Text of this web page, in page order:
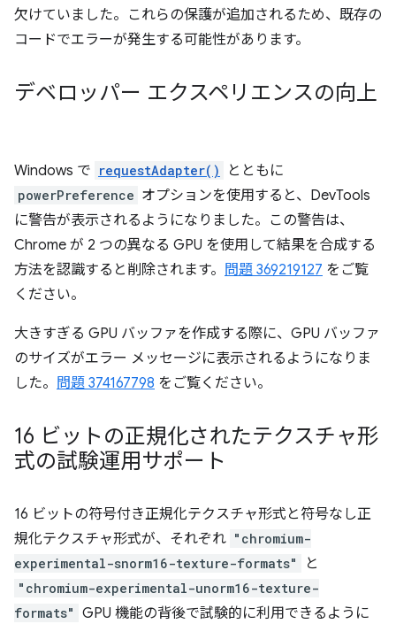
欠けていました。これらの保護が追加されるため、既存の
コードでエラーが発生する可能性があります。
デベロッパー エクスペリエンスの向上
Windows で requestAdapter() とともに
powerPreference オプションを使用すると、DevTools
に警告が表示されるようになりました。この警告は、
Chrome が 2 つの異なる GPU を使用して結果を合成する
方法を認識すると削除されます。 問題 369219127 をご覧
ください。
大きすぎる GPU バッファを作成する際に、GPU バッファ
のサイズがエラー メッセージに表示されるようになりま
した。 問題 374167798 をご覧ください。
16 ビットの正規化されたテクスチャ形
式の試験運用サポート
16 ビットの符号付き正規化テクスチャ形式と符号なし正
規化テクスチャ形式が、それぞれ "chromium-
experimental-snorm16-texture-formats"
と
"chromium-experimental-unorm16-texture-
formats" GPU 機能の背後で試験的に利用できるように